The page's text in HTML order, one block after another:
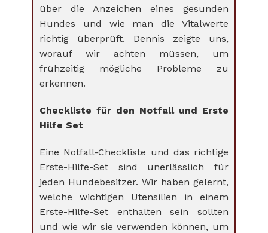
über die Anzeichen eines gesunden
Hundes und wie man die Vitalwerte
richtig überprüft. Dennis zeigte uns,
worauf wir achten müssen, um
frühzeitig mögliche Probleme zu
erkennen.
Checkliste für den Notfall und Erste
Hilfe Set
Eine Notfall-Checkliste und das richtige
Erste-Hilfe-Set sind unerlässlich für
jeden Hundebesitzer. Wir haben gelernt,
welche wichtigen Utensilien in einem
Erste-Hilfe-Set enthalten sein sollten
und wie wir sie verwenden können, um